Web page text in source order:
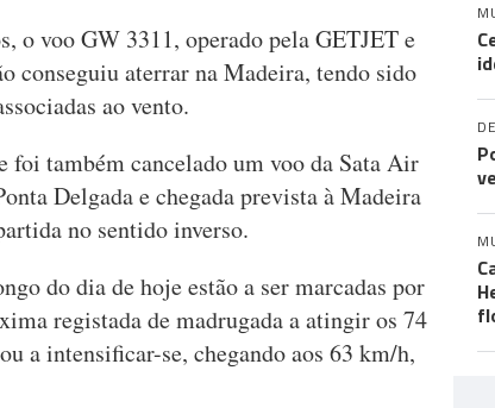
o voo GW 3311, operado pela GETJET e
conseguiu aterrar na Madeira, tendo sido
ao vento.
foi também cancelado um voo da Sata Air
Delgada e chegada prevista à Madeira
no sentido inverso.
do dia de hoje estão a ser marcadas por
registada de madrugada a atingir os 74
a intensificar-se, chegando aos 63 km/h,